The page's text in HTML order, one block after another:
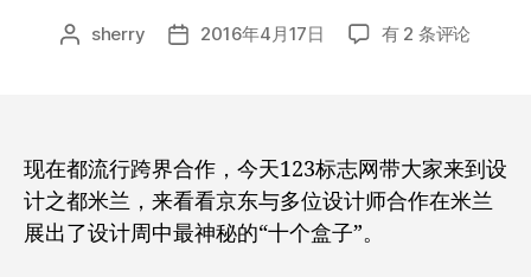
文 sherry
发 2016年4月17日
京
卖
电
器，
有 2 条评论
现在都流行跨界合作，今天123标志网带大家来到设
计之都米兰，来看看京东与多位设计师合作在米兰
展出了设计周中最神秘的“十个盒子”。